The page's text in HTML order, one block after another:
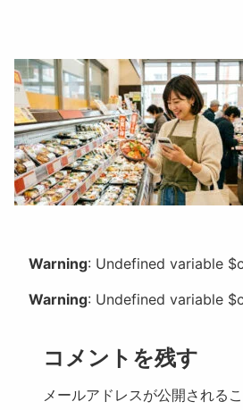
Warning: Undefined variable
Warning: Undefined variable
コメントを残す
メールアドレスが公開される